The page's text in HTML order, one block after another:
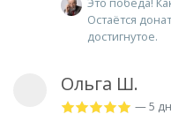
Остаётся
достигнутое.
Ольга Ш.
— 5